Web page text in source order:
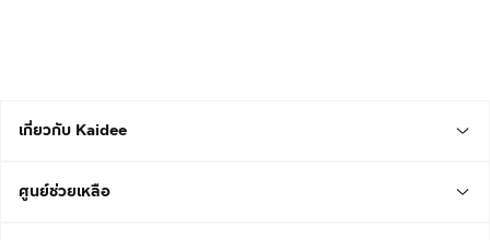
เกี่ยวกับ Kaidee
ศูนย์ช่วยเหลือ